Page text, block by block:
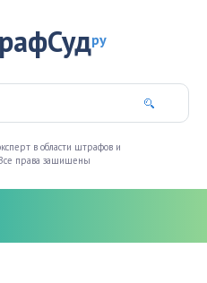
ру
в области штрафов и
Все права защищены